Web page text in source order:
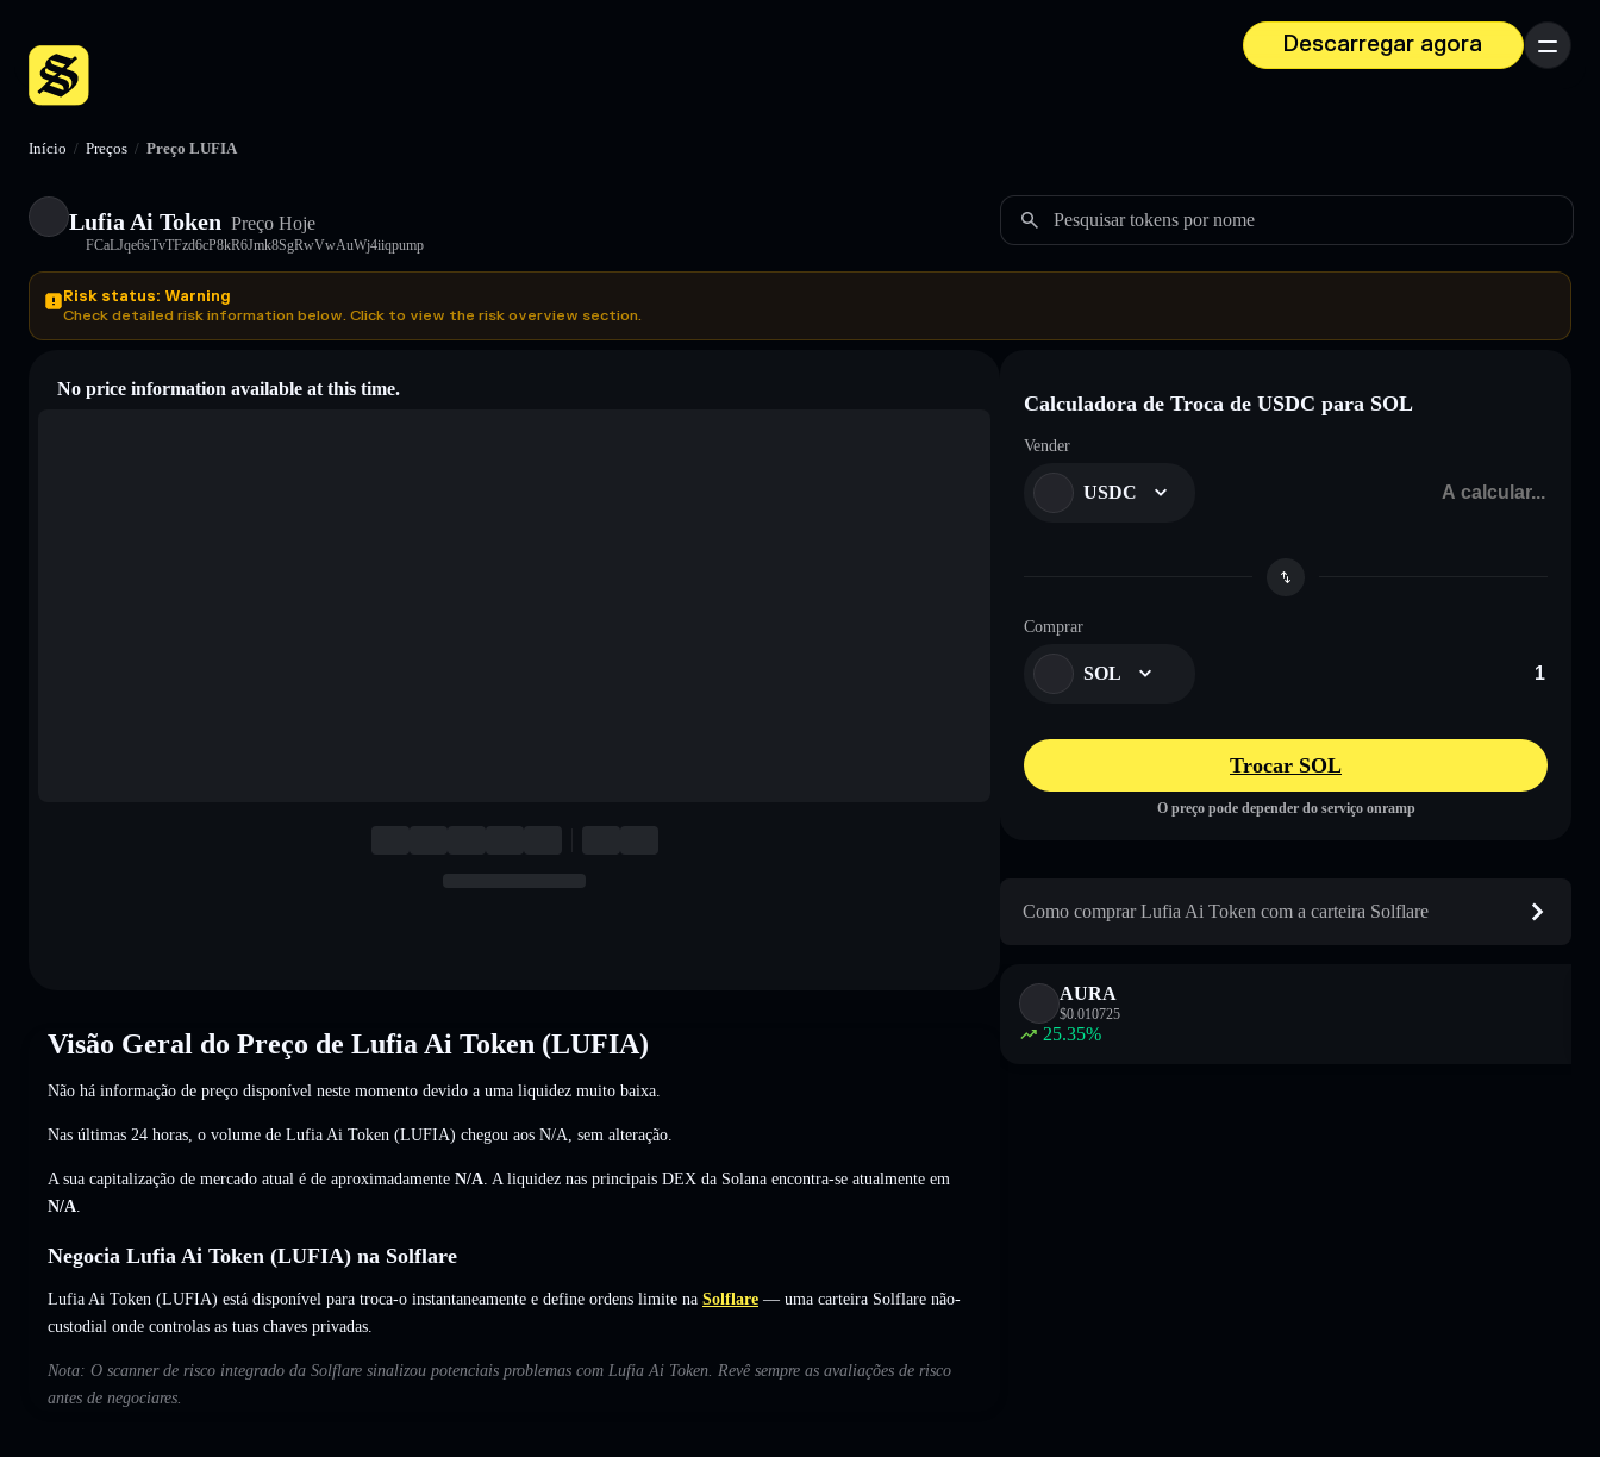
Descarregar agora
Menu
Início / Preços / Preço LUFIA
Lufia Ai Token Preço Hoje
FCaLJqe6sTvTFzd6cP8kR6Jmk8SgRwVwAuWj4iiqpump
Pesquisar tokens por nome
Risk status: Warning
Check detailed risk information below. Click to view the risk overview section.
No price information available at this time.
Visão Geral do Preço de Lufia Ai Token (LUFIA)
Não há informação de preço disponível neste momento devido a uma liquidez muito baixa.
Nas últimas 24 horas, o volume de Lufia Ai Token (LUFIA) chegou aos N/A sem alteração
A sua capitalização de mercado atual é de aproximadamente N/A . A liquidez nas principais DEX da Solana encontra-se atualmente em
N/A
Negocia Lufia Ai Token (LUFIA) na Solflare
Lufia Ai Token (LUFIA) está disponível para troca-o instantaneamente e define ordens limite na Solflare — uma carteira Solflare não-
custodial onde controlas as tuas chaves privadas.
Nota: O scanner de risco integrado da Solflare sinalizou potenciais problemas com Lufia Ai Token. Revê sempre as avaliações de risco
antes de negociares.
Calculadora de Troca de USDC para SOL
Vender
USDC
Comprar
SOL
Trocar SOL
O preço pode depender do serviço onramp
Como comprar Lufia Ai Token com a carteira Solflare
AURA
$0.010725
25.35%